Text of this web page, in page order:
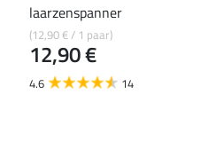
laarzenspanner
(12,90 € / 1 paar)
12,90 €
4.6 14